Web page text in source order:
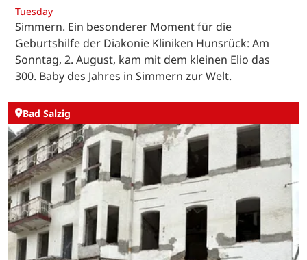
Tuesday
Simmern. Ein besonderer Moment für die
Geburtshilfe der Diakonie Kliniken Hunsrück: Am
Sonntag, 2. August, kam mit dem kleinen Elio das
300. Baby des Jahres in Simmern zur Welt.
Bad Salzig